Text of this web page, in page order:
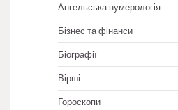
Ангельська нумерологія
Бізнес та фінанси
Біографії
Вірші
Гороскопи